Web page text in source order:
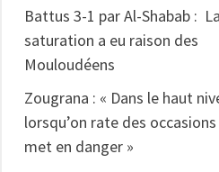
Battus 3-1 par Al-Shabab : La
saturation a eu raison des
Mouloudéens
Zougrana : « Dans le haut
lorsqu’on rate des
met en danger »